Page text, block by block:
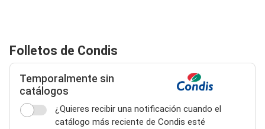
Folletos de Condis
Temporalmente sin
catálogos
¿Quieres recibir una notificación cuando el
catálogo más reciente de Condis esté